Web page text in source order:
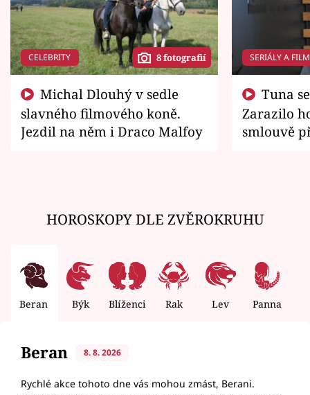
CELEBRITY 8 fotografií
slavného filmového koně.
Jezdil na něm i Draco Malfoy
SERIÁLY A
Zarazilo
smlouvě
HOROSKOPY DLE ZVĚROKRUHU
Beran Býk Blíženci Rak Lev Panna
Beran 8. 8. 2026
Rychlé akce tohoto dne vás mohou zmást, Berani.